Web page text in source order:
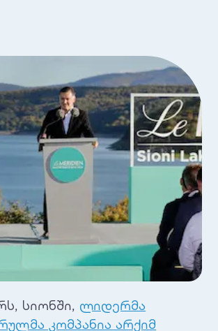
სიონში, ლიდერმა
კომპანია არქიმ